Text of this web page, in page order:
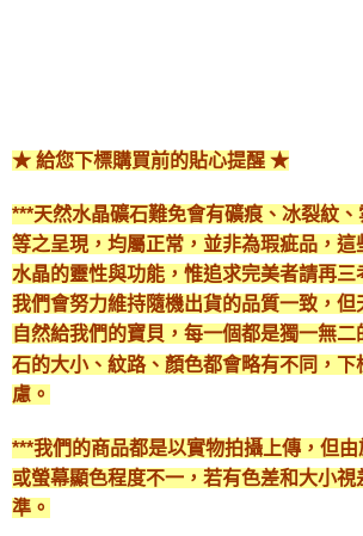
★ 給您下標購買前的貼心提醒 ★
***天然水晶礦石難免會有礦痕、冰裂紋
等之呈現，均屬正常，並非為瑕疵品，這
水晶的靈性與功能，惟追求完美者請再三
我們會努力維持隨機出貨的品質一致，但
自然給我們的寶貝，每一個都是獨一無
石的大小、紋路、顏色都會略有不同，下
慮。
***我們的商品都是以實物拍攝上傳，但
或螢幕顯色程度不一，若有色差和大小視
準。